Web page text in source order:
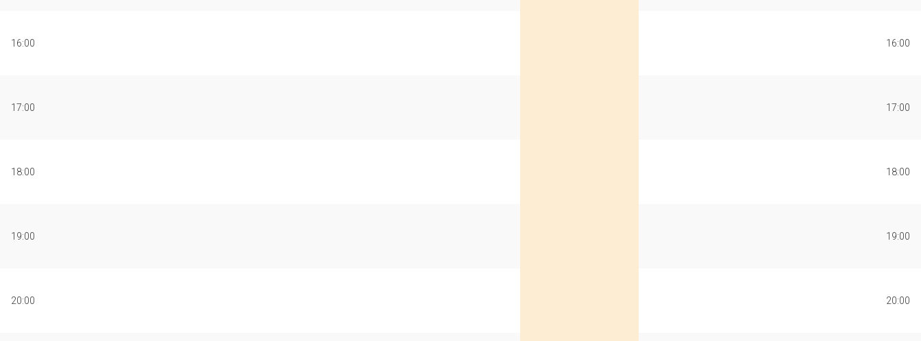
16:00 16:00
17:00 17:00
18:00 18:00
19:00 19:00
20:00 20:00